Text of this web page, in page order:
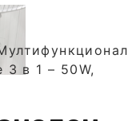
3 в 1 – 50W,